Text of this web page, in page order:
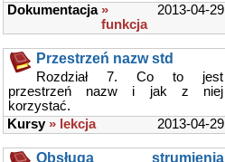
2013-04-29
Dokumentacja »
funkcja
Przestrzeń nazw std
Rozdział 7. Co to jest
przestrzeń nazw i jak z niej
korzystać.
2013-04-29
Kursy » lekcja
Obsługa strumienia